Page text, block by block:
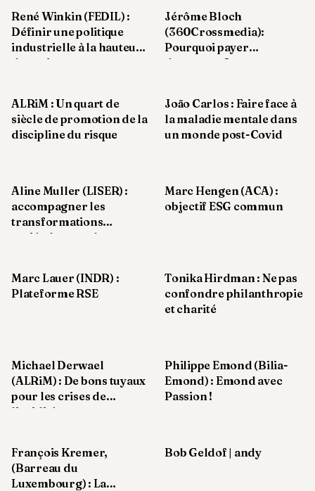
Andy
16
Andy
13
Andy
Andy
10
Andy
Andy
7
Andy
3
ART
DE
René Winkin (FEDIL) :
Définir une politique
industrielle à la hauteur
des enjeux
Jérôme Bloch
(360Crossmedia):
Pourquoi payer
davantage ?
ALRiM : Un quart de
siècle de promotion de la
discipline du risque
João Carlos : Faire face à
la maladie mentale dans
un monde post-Covid
Aline Muller (LISER) :
accompagner les
transformations
sociétales avec les
concitoyens
Marc Hengen (ACA) :
objectif ESG commun
Marc Lauer (INDR) :
Plateforme RSE
Tonika Hirdman : Ne pas
confondre philanthropie
et charité
Michael Derwael
(ALRiM) : De bons tuyaux
pour les crises de
liquidité
Philippe Emond (Bilia-
Emond) : Emond avec
Passion !
François Kremer,
(Barreau du
Luxembourg) : La
Bob Geldof | andy